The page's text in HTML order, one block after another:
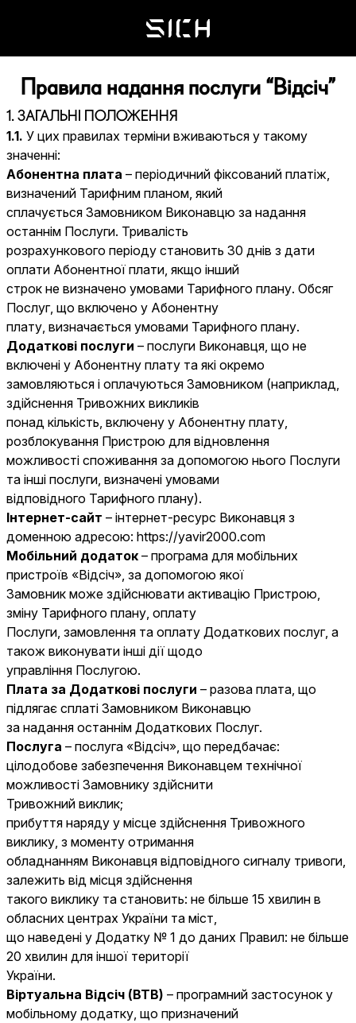
Правила надання послуги “Відсіч”
1. ЗАГАЛЬНІ ПОЛОЖЕННЯ
1.1. У цих правилах терміни вживаються у такому
значенні:
Абонентна плата – періодичний фіксований платіж,
визначений Тарифним планом, який
сплачується Замовником Виконавцю за надання
останнім Послуги. Тривалість
розрахункового періоду становить 30 днів з дати
оплати Абонентної плати, якщо інший
строк не визначено умовами Тарифного плану. Обсяг
Послуг, що включено у Абонентну
плату, визначається умовами Тарифного плану.
Додаткові послуги – послуги Виконавця, що не
включені у Абонентну плату та які окремо
замовляються і оплачуються Замовником (наприклад,
здійснення Тривожних викликів
понад кількість, включену у Абонентну плату,
розблокування Пристрою для відновлення
можливості споживання за допомогою нього Послуги
та інші послуги, визначені умовами
відповідного Тарифного плану).
Інтернет-сайт – інтернет-ресурс Виконавця з
доменною адресою: https://yavir2000.com
Мобільний додаток – програма для мобільних
пристроїв «Відсіч», за допомогою якої
Замовник може здійснювати активацію Пристрою,
зміну Тарифного плану, оплату
Послуги, замовлення та оплату Додаткових послуг, а
також виконувати інші дії щодо
управління Послугою.
Плата за Додаткові послуги – разова плата, що
підлягає сплаті Замовником Виконавцю
за надання останнім Додаткових Послуг.
Послуга – послуга «Відсіч», що передбачає:
цілодобове забезпечення Виконавцем технічної
можливості Замовнику здійснити
Тривожний виклик;
прибуття наряду у місце здійснення Тривожного
виклику, з моменту отримання
обладнанням Виконавця відповідного сигналу тривоги,
залежить від місця здійснення
такого виклику та становить: не більше 15 хвилин в
обласних центрах України та міст,
що наведені у Додатку № 1 до даних Правил: не більше
20 хвилин для іншої території
України.
Віртуальна Відсіч (ВТВ) – програмний застосунок у
мобільному додатку, що призначений